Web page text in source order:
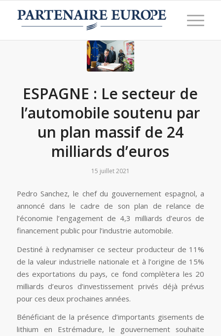
ESPAGNE : Le secteur de
l’automobile soutenu par
un plan massif de 24
milliards d’euros
15 juillet 2021
Pedro Sanchez, le chef du gouvernement espagnol, a
annoncé dans le cadre de son plan de relance de
l’économie l’engagement de 4,3 milliards d’euros de
financement public pour l’industrie automobile.
Destiné à redynamiser ce secteur producteur de 11%
de la valeur industrielle nationale et à l’origine de 15%
des exportations du pays, ce fond complètera les 20
milliards d’euros d’investissement privés déjà prévus
pour ces deux prochaines années.
Bénéficiant de la présence d’importants gisements de
lithium en Estrémadure, le gouvernement souhaite